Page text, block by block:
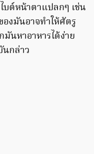
บต์หน้าตาแปลกๆ เช่น
งมันอาจทำให้ศัตรู
นหาอาหารได้ง่าย
นกล่าว